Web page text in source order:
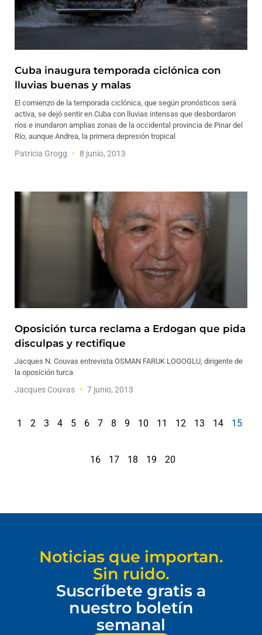
Cuba inaugura temporada ciclónica con
lluvias buenas y malas
El comienzo de la temporada ciclónica, que según pronósticos será
activa, se dejó sentir en Cuba con lluvias intensas que desbordaron
ríos e inundaron amplias zonas de la occidental provincia de Pinar del
Río, aunque Andrea, la primera depresión tropical
Patricia Grogg 8 junio, 2013
Oposición turca reclama a Erdogan que pida
disculpas y rectifique
Jacques N. Couvas entrevista OSMAN FARUK LOGOGLU, dirigente de
la oposición turca
Jacques Couvas 7 junio, 2013
1 2 3 4 5 6 7 8 9 10 11 12 13 14 15
16 17 18 19 20
Noticias que importan.
Sin ruido.
Suscríbete gratis a
nuestro boletín
semanal